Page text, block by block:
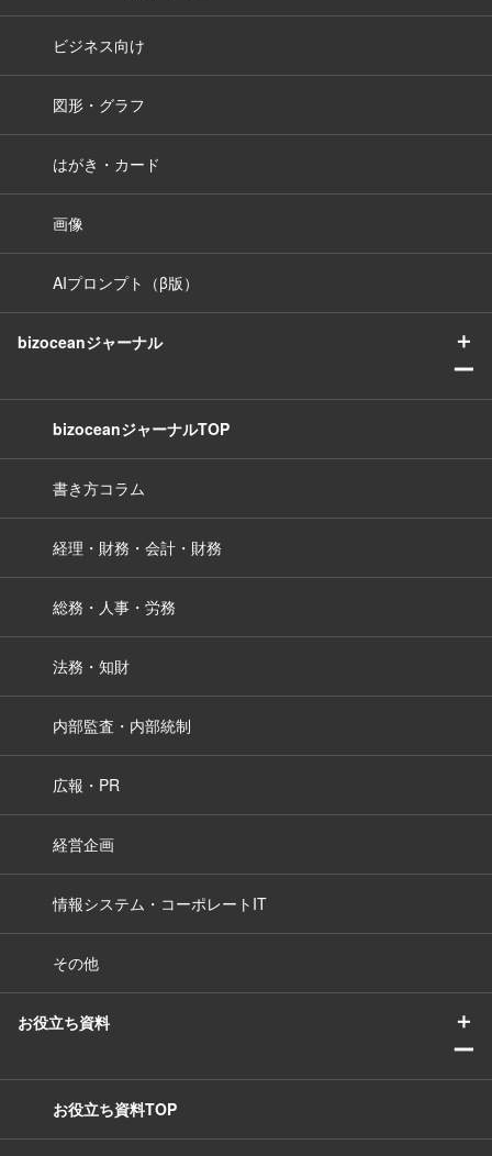
ビジネス向け
図形・グラフ
はがき・カード
画像
AIプロンプト（β版）
bizoceanジャーナル
＋
ー
bizoceanジャーナルTOP
書き方コラム
経理・財務・会計・財務
総務・人事・労務
法務・知財
内部監査・内部統制
広報・PR
経営企画
情報システム・コーポレートIT
その他
お役立ち資料
＋
ー
お役立ち資料TOP